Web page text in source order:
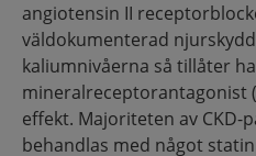
angiotensin II
väldokumenterad
kaliumnivåerna så tillåter
mineralreceptorantagonist
effekt. Majoriteten av
behandlas med något